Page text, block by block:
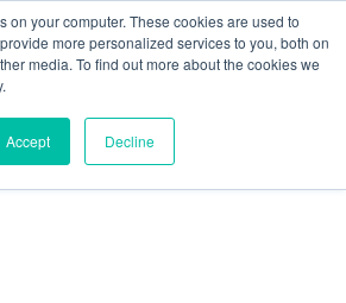
on your computer. These cookies are used to
more personalized services to you, both on
media. To find out more about the cookies we
Accept Decline